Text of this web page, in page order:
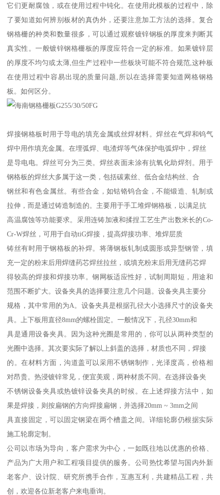
它们更耐腐蚀，或在使用过程中钝化。在使用此模板的过程中，除
了要知道如何辨别板材的真伪外，还要注意加工方法的选择。复合
钢格栅的种类和数量很多，可以通过观察镀锌钢板的厚度来判断其
真实性。一般镀锌钢格栅板的厚度应符合一定的标准。如果镀锌层
的厚度不均匀或太薄,但生产过程中一些板块可能不符合规范,这种板
在使用过程中容易出现的质量问题,所以在选择需要知道网格钢格
板。如何区分。
焊接钢格板时用于导电的填充金属或丝焊材料。焊丝在气焊和钨气
焊中用作填充金属。在埋弧焊、电渣焊等气体保护电弧焊中，焊丝
是导电电。焊丝可分为三类。焊丝表面未涂有抗氧化助焊剂。用于
钢格板的焊丝大多属于这一类，包括碳素丝、低合金结构丝、合
钢丝和有色金属丝。有些合金，如钴铬钨合金，不能锻造、轧制或
拉伸，而是通过铸造制造的。主要用于手工堆焊钢格板，以满足抗
高温腐蚀等功能要求。采用连铸加液和揉捏工艺生产出数米长的Co-
Cr-W焊丝，可用于自动tiG焊接，提高焊接功率、堆焊层质
铸丝有时用于钢格板的补焊。将薄钢板轧制成圆形或异型钢管，填
充一定的粉末后用焊缝药芯焊丝拉丝，或填充粉末后用无缝药芯焊
得较高的焊接和焊接功率。钢网板适应性好，试制周期短，用途和
范围不断扩大。设备夹具的选择要注意几个问题。设备夹具主要分
规格，其中常用的为A。设备夹具是根据孔径大小选择尺寸的设备夹
具。上下板用直径8mm的螺栓固定。一般情况下，孔径30mm和
具是通用设备夹具。因为这种光圈是常用的，你可以从两种类型的
光圈中选择。其次要实际了解以上斜盖的选择，材质也不同，焊接
的。在材料方面，沟道盖可以采用不锈钢制作，光泽度高，价格相
对昂贵。热浸镀锌常见，便宜美观，两种材质不同。在选择设备夹
不锈钢设备夹具或热镀锌设备夹具的时候。在上述焊接方法中，如
果是焊接，则按扁钢的方向焊接扁钢，并选择20mm ~ 3mm之间
具直接固定，可以固定钢梁在两个槽盖之间。详细轮廓仍根据实际
施工轮廓定制。
公司以市场为导向，客户需求为中心，一如既往地以优惠的价格、
产品为广大用户和工程项目提供的服务。公司热忱希望与国内外新
老客户、设计院、研究所携手合作，互惠互利，共建精品工程，共
创，欢迎各位新老客户来电垂询。